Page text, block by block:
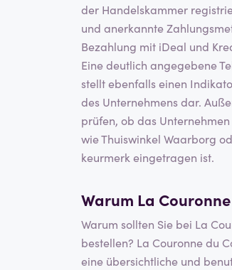
der Handelskammer
und anerkannte
Bezahlung mit iDeal und
Eine deutlich angegebene
stellt ebenfalls einen
des Unternehmens dar.
prüfen, ob das
wie Thuiswinkel Waarborg
keurmerk eingetragen ist.
Warum La
Warum sollten Sie bei La
bestellen? La Couronne du
eine übersichtliche und